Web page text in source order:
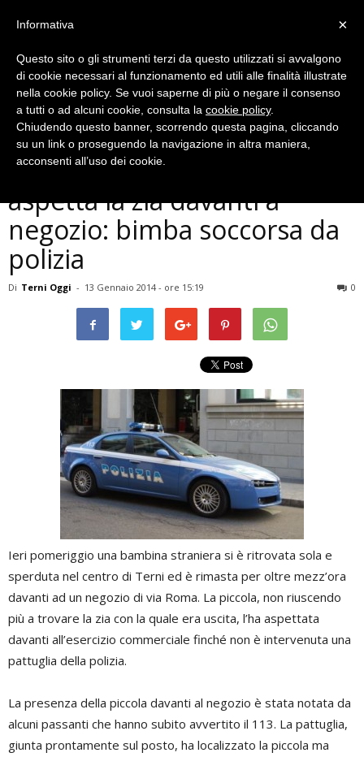
Cronaca
Terni, si perde in centro e
aspetta la zia davanti a
negozio: bimba soccorsa da
polizia
Di Terni Oggi - 13 Gennaio 2014 - ore 15:19 0
Ieri pomeriggio una bambina straniera si è ritrovata sola e
sperduta nel centro di Terni ed è rimasta per oltre mezz’ora
davanti ad un negozio di via Roma. La piccola, non riuscendo
più a trovare la zia con la quale era uscita, l’ha aspettata
davanti all’esercizio commerciale finché non è intervenuta una
pattuglia della polizia.
La presenza della piccola davanti al negozio è stata notata da
alcuni passanti che hanno subito avvertito il 113. La pattuglia,
giunta prontamente sul posto, ha localizzato la piccola ma
×
Informativa
Questo sito o gli strumenti terzi da questo utilizzati si avvalgono
di cookie necessari al funzionamento ed utili alle finalità illustrate
nella cookie policy. Se vuoi saperne di più o negare il consenso
a tutti o ad alcuni cookie, consulta la cookie policy.
Chiudendo questo banner, scorrendo questa pagina, cliccando
su un link o proseguendo la navigazione in altra maniera,
acconsenti all’uso dei cookie.